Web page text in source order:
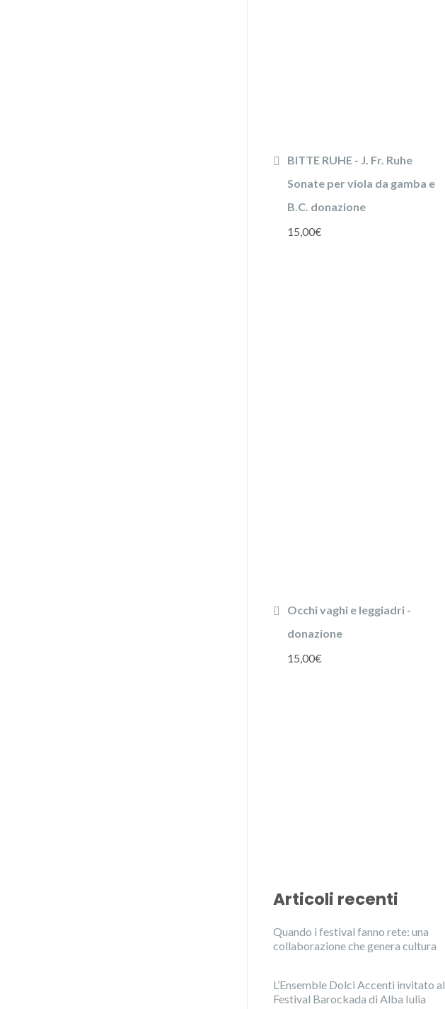
BITTE RUHE - J. Fr. Ruhe
Sonate per viola da gamba e
B.C. donazione
15,00€
Occhi vaghi e leggiadri -
donazione
15,00€
Articoli recenti
Quando i festival fanno rete: una
collaborazione che genera cultura
L’Ensemble Dolci Accenti invitato al
Festival Barockada di Alba Iulia